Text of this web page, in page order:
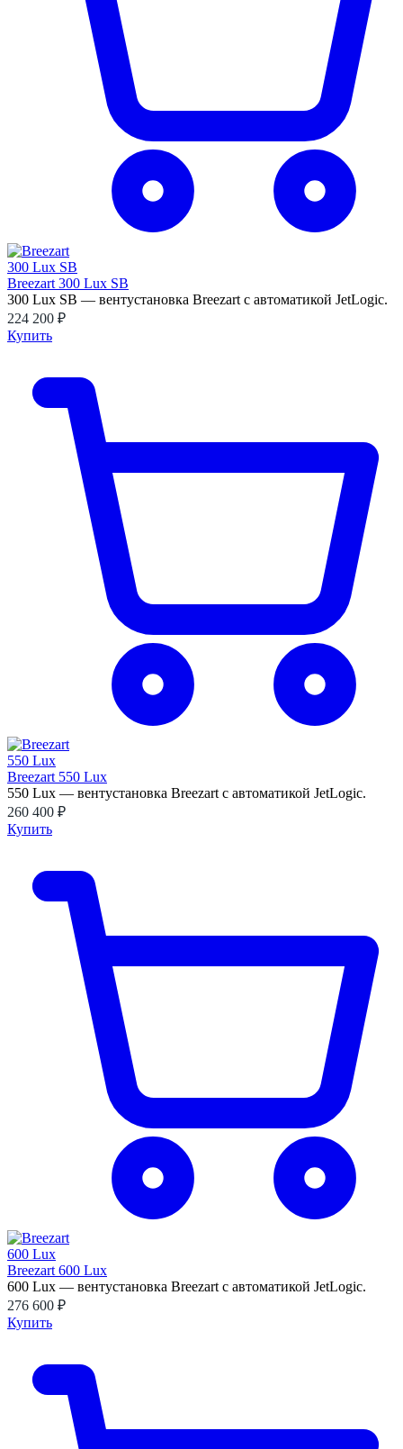
Breezart 300 Lux SB
300 Lux SB — вентустановка Breezart с автоматикой JetLogic.
224 200 ₽
Купить
Breezart 550 Lux
550 Lux — вентустановка Breezart с автоматикой JetLogic.
260 400 ₽
Купить
Breezart 600 Lux
600 Lux — вентустановка Breezart с автоматикой JetLogic.
276 600 ₽
Купить